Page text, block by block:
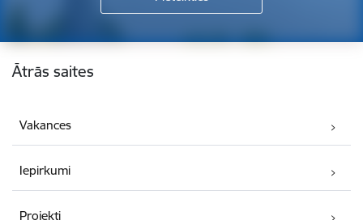
Kājene
Ātrās saites
Vakances
Iepirkumi
Projekti